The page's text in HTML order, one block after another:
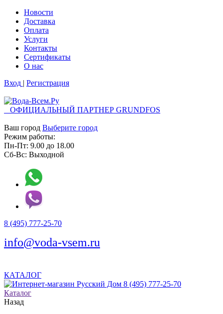
Новости
Доставка
Оплата
Услуги
Контакты
Cертификаты
О нас
Вход | Регистрация
ОФИЦИАЛЬНЫЙ ПАРТНЕР GRUNDFOS
Ваш город Выберите город
Режим работы:
Пн-Пт: 9.00 до 18.00
Сб-Вс: Выходной
8 (495) 777-25-70
info@voda-vsem.ru
КАТАЛОГ
8 (495) 777-25-70
Каталог
Назад